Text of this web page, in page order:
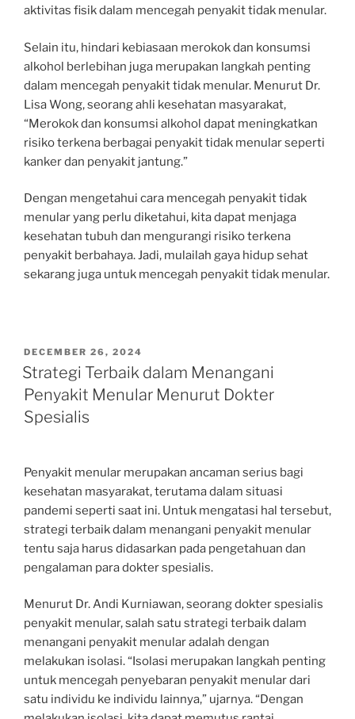
aktivitas fisik dalam mencegah penyakit tidak menular.
Selain itu, hindari kebiasaan merokok dan konsumsi
alkohol berlebihan juga merupakan langkah penting
dalam mencegah penyakit tidak menular. Menurut Dr.
Lisa Wong, seorang ahli kesehatan masyarakat,
“Merokok dan konsumsi alkohol dapat meningkatkan
risiko terkena berbagai penyakit tidak menular seperti
kanker dan penyakit jantung.”
Dengan mengetahui cara mencegah penyakit tidak
menular yang perlu diketahui, kita dapat menjaga
kesehatan tubuh dan mengurangi risiko terkena
penyakit berbahaya. Jadi, mulailah gaya hidup sehat
sekarang juga untuk mencegah penyakit tidak menular.
POSTED
ON
DECEMBER 26, 2024
Strategi Terbaik dalam Menangani
Penyakit Menular Menurut Dokter
Spesialis
Penyakit menular merupakan ancaman serius bagi
kesehatan masyarakat, terutama dalam situasi
pandemi seperti saat ini. Untuk mengatasi hal tersebut,
strategi terbaik dalam menangani penyakit menular
tentu saja harus didasarkan pada pengetahuan dan
pengalaman para dokter spesialis.
Menurut Dr. Andi Kurniawan, seorang dokter spesialis
penyakit menular, salah satu strategi terbaik dalam
menangani penyakit menular adalah dengan
melakukan isolasi. “Isolasi merupakan langkah penting
untuk mencegah penyebaran penyakit menular dari
satu individu ke individu lainnya,” ujarnya. “Dengan